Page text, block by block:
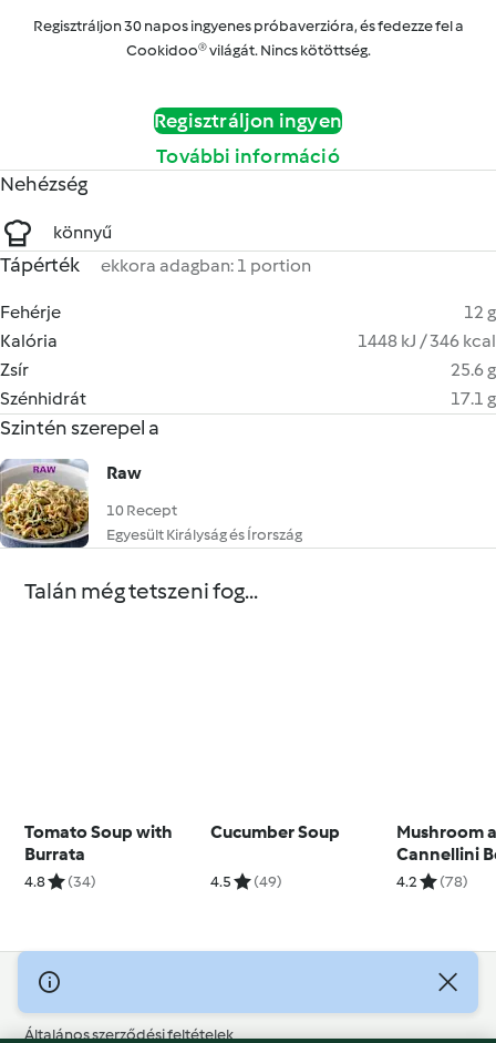
Regisztráljon 30 napos ingyenes próbaverzióra, és fedezze fel a
Cookidoo® világát. Nincs kötöttség.
Regisztráljon ingyen
További információ
Nehézség
könnyű
Tápérték ekkora adagban: 1 portion
Fehérje
12 g
Kalória
1448 kJ / 346 kcal
Zsír
25.6 g
Szénhidrát
17.1 g
Szintén szerepel a
Raw
10 Recept
Egyesült Királyság és Írország
Talán még tetszeni fog...
Tomato Soup with
Burrata
4.8 (34)
Cucumber Soup
4.5 (49)
Mushroom
Cannellini
4.2 (78)
© Szerzői jog 2026
Általános szerződési feltételek